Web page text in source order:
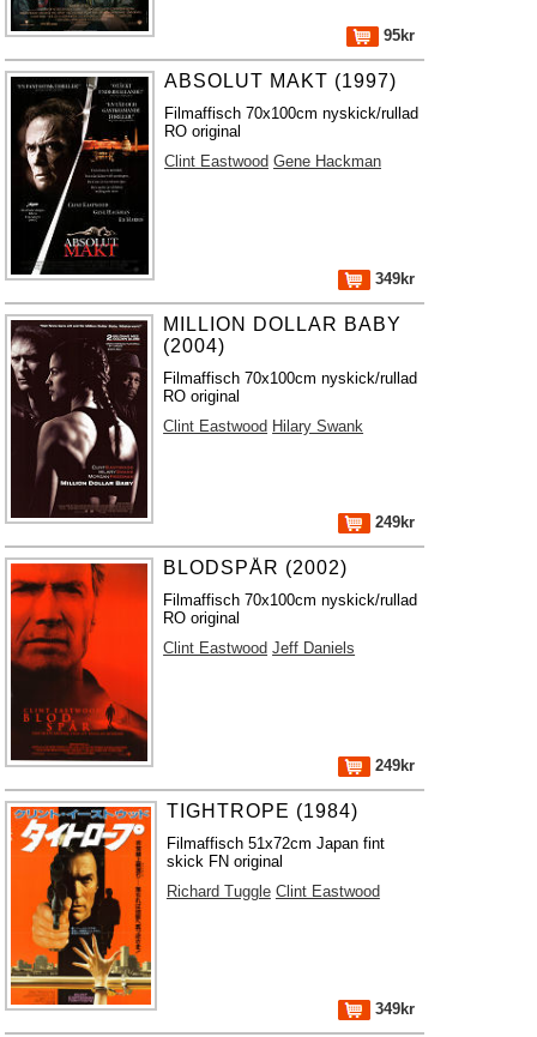
95kr
ABSOLUT MAKT (1997)
Filmaffisch 70x100cm nyskick/rullad
RO original
Clint Eastwood Gene Hackman
349kr
MILLION DOLLAR BABY
(2004)
Filmaffisch 70x100cm nyskick/rullad
RO original
Clint Eastwood Hilary Swank
249kr
BLODSPÅR (2002)
Filmaffisch 70x100cm nyskick/rullad
RO original
Clint Eastwood Jeff Daniels
249kr
TIGHTROPE (1984)
Filmaffisch 51x72cm Japan fint
skick FN original
Richard Tuggle Clint Eastwood
349kr